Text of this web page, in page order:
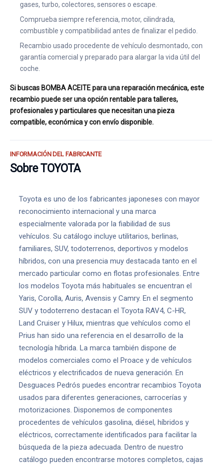
gases, turbo, colectores, sensores o escape.
Comprueba siempre referencia, motor, cilindrada,
combustible y compatibilidad antes de finalizar el pedido.
Recambio usado procedente de vehículo desmontado, con
garantía comercial y preparado para alargar la vida útil del
coche.
Si buscas BOMBA ACEITE para una reparación mecánica, este
recambio puede ser una opción rentable para talleres,
profesionales y particulares que necesitan una pieza
compatible, económica y con envío disponible.
INFORMACIÓN DEL FABRICANTE
Sobre TOYOTA
Toyota es uno de los fabricantes japoneses con mayor
reconocimiento internacional y una marca
especialmente valorada por la fiabilidad de sus
vehículos. Su catálogo incluye utilitarios, berlinas,
familiares, SUV, todoterrenos, deportivos y modelos
híbridos, con una presencia muy destacada tanto en el
mercado particular como en flotas profesionales. Entre
los modelos Toyota más habituales se encuentran el
Yaris, Corolla, Auris, Avensis y Camry. En el segmento
SUV y todoterreno destacan el Toyota RAV4, C-HR,
Land Cruiser y Hilux, mientras que vehículos como el
Prius han sido una referencia en el desarrollo de la
tecnología híbrida. La marca también dispone de
modelos comerciales como el Proace y de vehículos
eléctricos y electrificados de nueva generación. En
Desguaces Pedrós puedes encontrar recambios Toyota
usados para diferentes generaciones, carrocerías y
motorizaciones. Disponemos de componentes
procedentes de vehículos gasolina, diésel, híbridos y
eléctricos, correctamente identificados para facilitar la
búsqueda de la pieza adecuada. Dentro de nuestro
catálogo pueden encontrarse motores completos, cajas